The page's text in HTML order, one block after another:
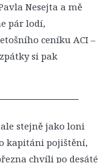
Nesejta a mě
pár lodí,
ceníku ACI –
si pak
stejně jako loni
kapitáni pojištění,
chvíli po desáté